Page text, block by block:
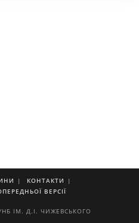
КОНТАКТИ
ВЕРСІЇ
ІМ. Д.І. ЧИЖЕВСЬКОГО